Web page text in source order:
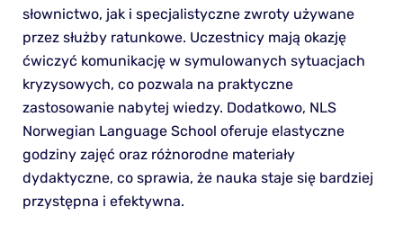
słownictwo, jak i specjalistyczne zwroty używane
przez służby ratunkowe. Uczestnicy mają okazję
ćwiczyć komunikację w symulowanych sytuacjach
kryzysowych, co pozwala na praktyczne
zastosowanie nabytej wiedzy. Dodatkowo, NLS
Norwegian Language School oferuje elastyczne
godziny zajęć oraz różnorodne materiały
dydaktyczne, co sprawia, że nauka staje się bardziej
przystępna i efektywna.